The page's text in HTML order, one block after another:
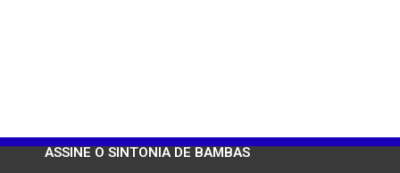
ASSINE O SINTONIA DE BAMBAS